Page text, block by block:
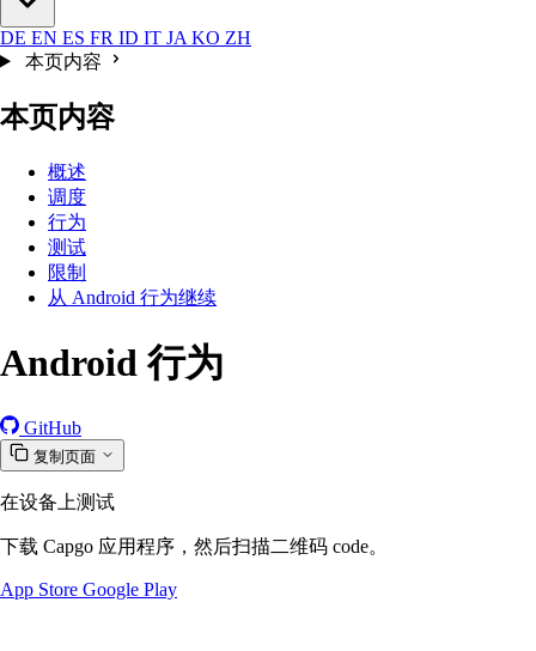
DE EN ES FR ID IT JA KO ZH
本页内容
本页内容
概述
调度
行为
测试
限制
从 Android 行为继续
Android 行为
GitHub
复制页面
在设备上测试
下载 Capgo 应用程序，然后扫描二维码 code。
App Store Google Play